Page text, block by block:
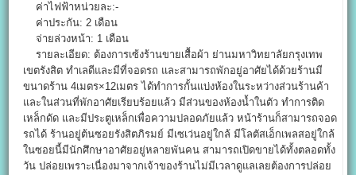
ค่าไฟฟ้าหน่วยละ:-
ค่าประกัน: 2 เดือน
จ่ายล่วงหน้า: 1 เดือน
รายละเอียด: ต้องการเซ้งร้านขายเสื้อผ้า ย่านมหาวิทยาลัยกรุงเทพ
เขตรังสิต ทำเลดีและมีที่จอดรถ และสามารถพักอยู่อาศัยได้ด้วยร้านมี
ขนาดร้าน 4เมตร×12เมตร ได้ทำการกั้นแบ่งห้องในระหว่างส่วนร้านค้า
และในส่วนที่พักอาศัยเรียบร้อยแล้ว มีส่วนของห้องน้ำในตัว ทำการติด
เหล็กดัด และมีประตูเหล็กเพื่อความปลอดภัยแล้ว หน้าร้านก็สามารถจอด
รถได้ ร้านอยู่ต้นซอยรังสิตภิรมย์ มีเซเว่นอยู่ใกล้ มีโลตัสเอ็กเพลสอยู่ใกล้
ในซอยนี้มีนักศึกษาอาศัยอยู่หลายพันคน สามารถเปิดขายได้ทั้งตลอดทั้ง
วัน ปล่อยเพราะเนื่องมาจากเจ้าของร้านไม่มีเวลาดูแลเลยต้องการปล่อย